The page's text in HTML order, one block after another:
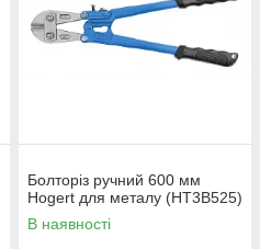
Болторіз ручний 600 мм
Hogert для металу (HT3B525)
В наявності